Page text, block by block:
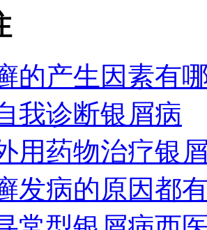
的产生因素有
我诊断银屑病
用药物治疗银
发病的原因都